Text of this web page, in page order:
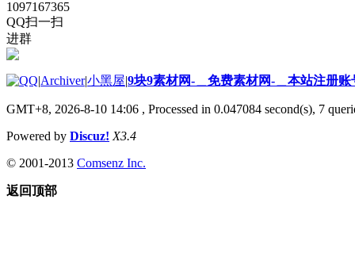
1097167365
QQ扫一扫
进群
|Archiver|小黑屋|9块9素材网-＿免费素材网-＿本站注册账
GMT+8, 2026-8-10 14:06 , Processed in 0.047084 second(s), 7
Powered by Discuz! X3.4
© 2001-2013 Comsenz Inc.
返回顶部